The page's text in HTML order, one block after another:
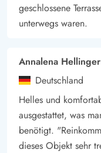
geschlossene
unterwegs waren.
Annalena Hellinger
Deutschland
Helles und
ausgestattet, was
benötigt.
dieses Objekt sehr